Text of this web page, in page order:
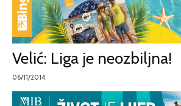
Velić: Liga je neozbiljna!
06/11/2014